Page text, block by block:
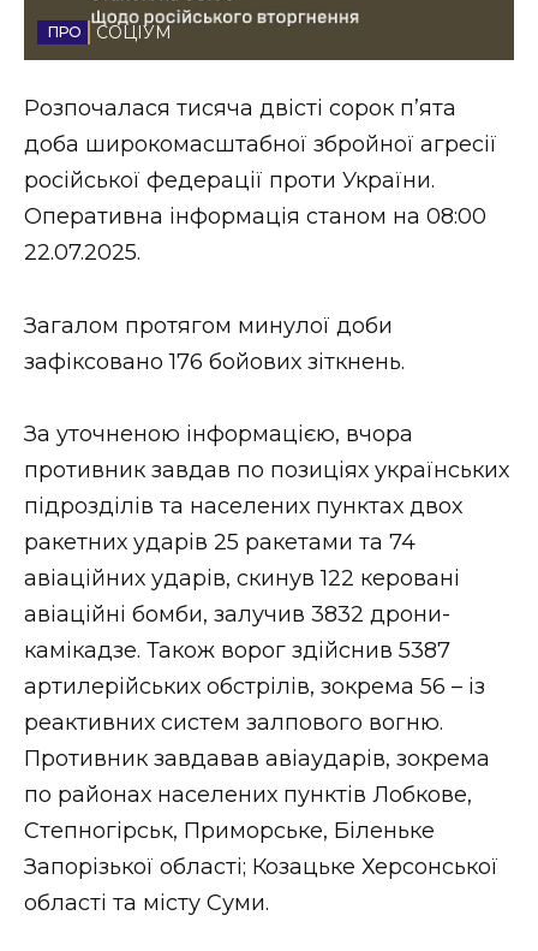
Спорт
Стиль життя
Втрачений Ужгород
Втрачений Ужгород (відеоверсія)
ФОТО
ВІДЕО
СОЦІУМ
Розпочалася тисяча двісті сорок пʼята
доба широкомасштабної збройної агресії
російської федерації проти України.
Оперативна інформація станом на 08:00
22.07.2025.
Загалом протягом минулої доби
зафіксовано 176 бойових зіткнень.
За уточненою інформацією, вчора
противник завдав по позиціях українських
підрозділів та населених пунктах двох
ракетних ударів 25 ракетами та 74
авіаційних ударів, скинув 122 керовані
авіаційні бомби, залучив 3832 дрони-
камікадзе. Також ворог здійснив 5387
артилерійських обстрілів, зокрема 56 – із
реактивних систем залпового вогню.
Противник завдавав авіаударів, зокрема
по районах населених пунктів Лобкове,
Степногірськ, Приморське, Біленьке
Запорізької області; Козацьке Херсонської
області та місту Суми.